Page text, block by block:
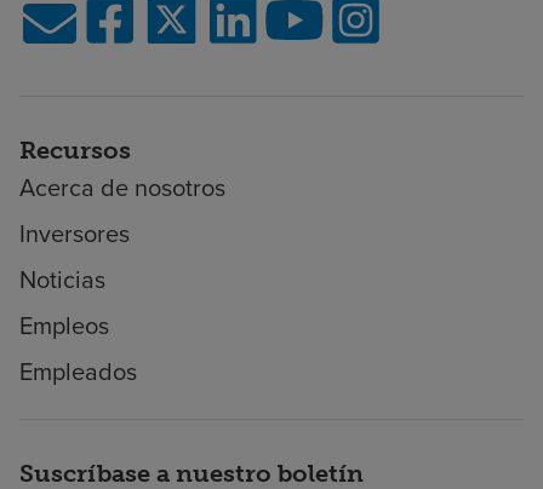
Recursos
Acerca de nosotros
Inversores
Noticias
Empleos
Empleados
Suscríbase a nuestro boletín